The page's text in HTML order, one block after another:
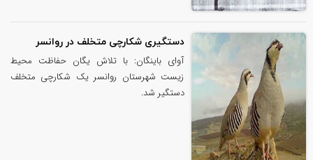
دستگیری شکارچی متخلف در روانسر
آوای باینگان: با تلاش یگان حفاظت محیط
زیست شهرستان روانسر یک شکارچی متخلف
دستگیر شد.